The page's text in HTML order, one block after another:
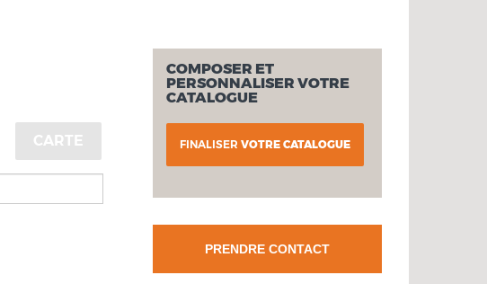
CARTE
COMPOSER ET
PERSONNALISER VOTRE
CATALOGUE
FINALISER VOTRE CATALOGUE
PRENDRE CONTACT